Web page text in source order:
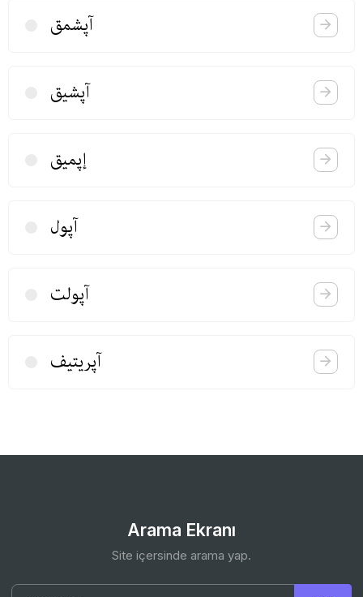
آپشمق
آپشیق
إپمیق
آپول
آپولت
آپریتیف
Arama Ekranı
Site içersinde arama yap.